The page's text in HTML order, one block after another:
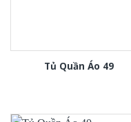
Tủ Quần Áo 49